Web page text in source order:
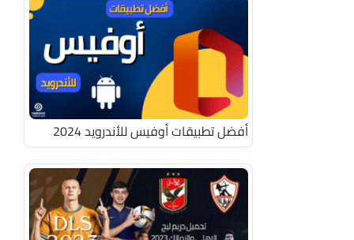
أفضل تطبيقات أوفيس للأندرويد 2024